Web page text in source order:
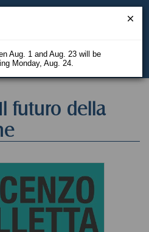
futuro della
Aug. 1 and Aug. 23 will be
Monday, Aug. 24.